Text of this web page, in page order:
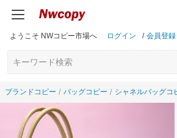
ようこそ NWコピー市場へ ログイン / 会員登録
ブランドコピー バッグコピー シャネルバッグコ